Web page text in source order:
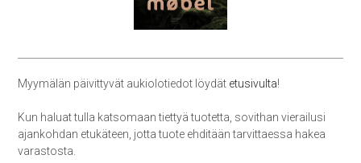
Myymälän päivittyvät aukiolotiedot löydät etusivulta!
Kun haluat tulla katsomaan tiettyä tuotetta, sovithan vierailusi
ajankohdan etukäteen, jotta tuote ehditään tarvittaessa hakea
varastosta.